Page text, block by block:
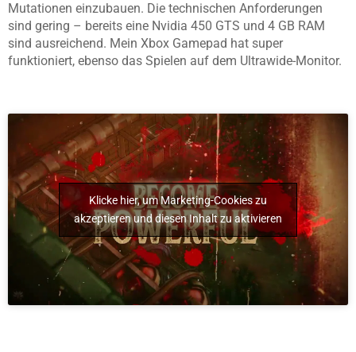
Mutationen einzubauen. Die technischen Anforderungen
sind gering – bereits eine Nvidia 450 GTS und 4 GB RAM
sind ausreichend. Mein Xbox Gamepad hat super
funktioniert, ebenso das Spielen auf dem Ultrawide-Monitor.
Klicke hier, um Marketing-Cookies zu
akzeptieren und diesen Inhalt zu aktivieren